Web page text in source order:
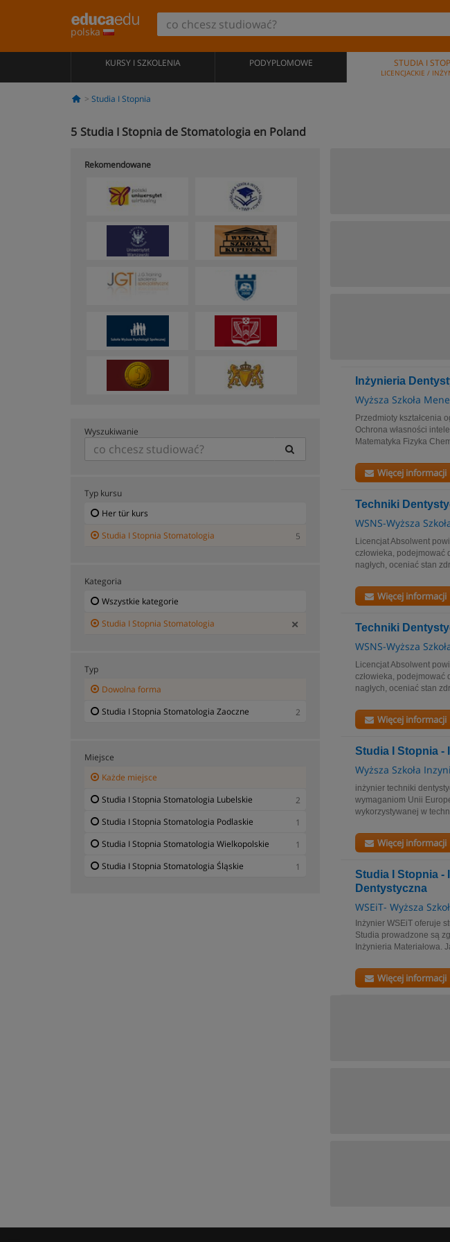
polska
KURSY I SZKOLENIA PODYPLOMOWE STUDIA I
LICENCJACKIE /
Studia I Stopnia
5 Studia I Stopnia de Stomatologia en Poland
Inżynieria
Wyższa Szkoła
Przedmioty kształcenia
Ochrona własności
Matematyka Fizyka
Więcej informacji
Techniki
WSNS-Wyższa
Licencjat Absolwent
człowieka, podejmować
nagłych, oceniać stan
Więcej informacji
Techniki
WSNS-Wyższa
Licencjat Absolwent
człowieka, podejmować
nagłych, oceniać stan
Więcej informacji
Studia I Stopnia -
Wyższa Szkoła
inżynier techniki
wymaganiom Unii
wykorzystywanej w
Więcej informacji
Studia I Stopnia -
Dentystyczna
WSEiT- Wyższa
Inżynier WSEiT oferuje
Studia prowadzone są
Inżynieria Materiałowa.
Więcej informacji
Rekomendowane
Wyszukiwanie
Typ kursu
Her tür kurs
Studia I Stopnia Stomatologia
5
Kategoria
Wszystkie kategorie
Studia I Stopnia Stomatologia
Typ
Dowolna forma
Studia I Stopnia Stomatologia Zaoczne
2
Miejsce
Każde miejsce
Studia I Stopnia Stomatologia Lubelskie
2
Studia I Stopnia Stomatologia Podlaskie
1
Studia I Stopnia Stomatologia Wielkopolskie
1
Studia I Stopnia Stomatologia Śląskie
1